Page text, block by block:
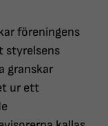
föreningens
styrelsens
granskar
ur ett